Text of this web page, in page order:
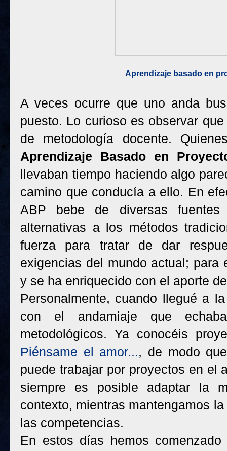
Aprendizaje basado en
A veces ocurre que uno anda
puesto. Lo curioso es observar
de metodología docente.
Aprendizaje Basado en
llevaban tiempo haciendo algo
camino que conducía a ello. En
ABP bebe de diversas
alternativas a los métodos
fuerza para tratar de dar
exigencias del mundo actual;
y se ha enriquecido con el aporte
Personalmente, cuando llegué a
con el andamiaje que
metodológicos. Ya conocéis
Piénsame el amor..., de modo
puede trabajar por proyectos en el
siempre es posible adaptar la
contexto, mientras mantengamos
las competencias.
En estos días hemos